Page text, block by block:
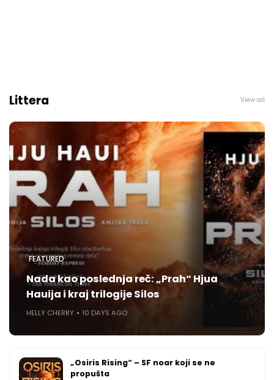
Littera View all
FEATURED
Nada kao poslednja reč: „Prah“ Hjua
Hauija i kraj trilogije Silos
HELLY CHERRY 10 DAYS AGO
„Osiris Rising“ – SF noar koji se ne
propušta